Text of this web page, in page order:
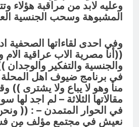
وعليه لابد من مراقبة هؤلاء
المشبوهة وسحب الجنسية
وفي احدى لقاءاتها الصحفية
((أنا مصرية الاب عراقية الام
والجنسية والتفكير
في برنامج ضيوف اهل
منا وهو لا يباع ولا يشترى ))
مقالاتها الثلاثة – لم اجد لها
في الحوار المتمدن – : ((
نعيش في مجتمع مؤلف من